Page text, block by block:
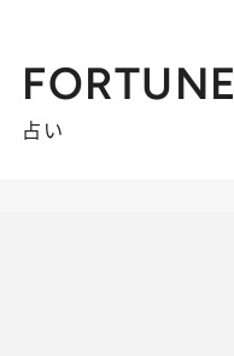
FORTUNE
占い